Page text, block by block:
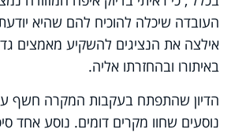
העובדה שיכלה להוכיח להם שהיא
אילצה את הנציגים להשקיע מאמצים
באיתורו ובהחזרתו אליה.
הדיון שהתפתח בעקבות המקרה חשף
נוסעים שחוו מקרים דומים. נוסע אחד